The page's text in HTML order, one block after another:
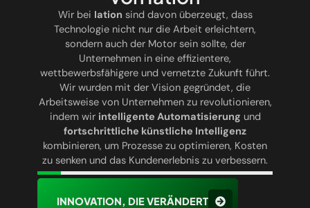
Wir bei Iation sind davon überzeugt, dass
Technologie nicht nur die Arbeit erleichtern,
sondern auch der Motor sein sollte, der
Unternehmen in eine effizientere,
wettbewerbsfähigere und vernetzte Zukunft führt.
Wir wurden mit der Vision gegründet, die
Arbeitsweise von Unternehmen zu revolutionieren,
indem wir intelligente Automatisierung und
fortschrittliche künstliche Intelligenz
kombinieren, um Prozesse zu optimieren, Kosten
zu senken und das Kundenerlebnis zu verbessern.
INNOVATION, DIE VERÄNDERT